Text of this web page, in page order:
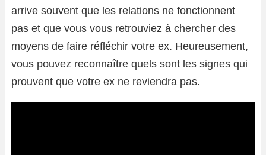
arrive souvent que les relations ne fonctionnent
pas et que vous vous retrouviez à chercher des
moyens de faire réfléchir votre ex. Heureusement,
vous pouvez reconnaître quels sont les signes qui
prouvent que votre ex ne reviendra pas.